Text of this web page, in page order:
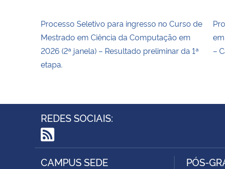
Processo Seletivo para ingresso no Curso de
Mestrado em Ciência da Computação em
2026 (2ª janela) – Resultado preliminar da 1ª
etapa.
–
REDES SOCIAIS:
RSS
CAMPUS SEDE PÓS-